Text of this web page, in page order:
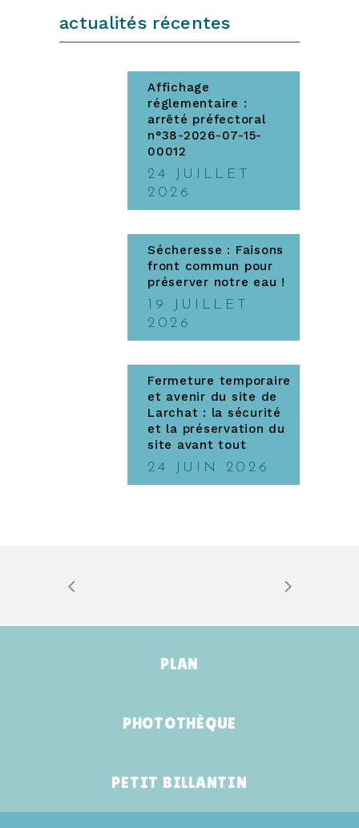
actualités récentes
Affichage
réglementaire :
arrêté préfectoral
n°38-2026-07-15-
00012
24 JUILLET
2026
Sécheresse : Faisons
front commun pour
préserver notre eau !
19 JUILLET
2026
Fermeture temporaire
et avenir du site de
Larchat : la sécurité
et la préservation du
site avant tout
24 JUIN 2026
PLAN
PHOTOTHÈQUE
PETIT BILLANTIN